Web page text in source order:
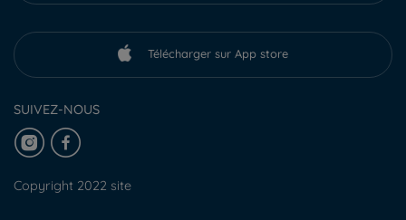
Télécharger sur App store
SUIVEZ-NOUS
Copyright 2022 site